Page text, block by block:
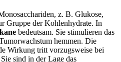
z. B. Glukose,
Gruppe der Kohlenhydrate. In
bedeutsam. Sie stimulieren das
hemmen. Die
Wirkung tritt vorzugsweise bei
sind in der Lage das